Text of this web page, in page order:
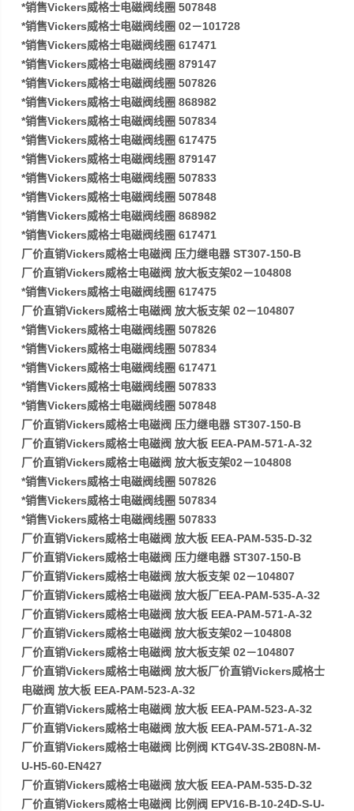
*销售Vickers威格士电磁阀线圈 507848
*销售Vickers威格士电磁阀线圈 02－101728
*销售Vickers威格士电磁阀线圈 617471
*销售Vickers威格士电磁阀线圈 879147
*销售Vickers威格士电磁阀线圈 507826
*销售Vickers威格士电磁阀线圈 868982
*销售Vickers威格士电磁阀线圈 507834
*销售Vickers威格士电磁阀线圈 617475
*销售Vickers威格士电磁阀线圈 879147
*销售Vickers威格士电磁阀线圈 507833
*销售Vickers威格士电磁阀线圈 507848
*销售Vickers威格士电磁阀线圈 868982
*销售Vickers威格士电磁阀线圈 617471
厂价直销Vickers威格士电磁阀 压力继电器 ST307-150-B
厂价直销Vickers威格士电磁阀 放大板支架02－104808
*销售Vickers威格士电磁阀线圈 617475
厂价直销Vickers威格士电磁阀 放大板支架 02－104807
*销售Vickers威格士电磁阀线圈 507826
*销售Vickers威格士电磁阀线圈 507834
*销售Vickers威格士电磁阀线圈 617471
*销售Vickers威格士电磁阀线圈 507833
*销售Vickers威格士电磁阀线圈 507848
厂价直销Vickers威格士电磁阀 压力继电器 ST307-150-B
厂价直销Vickers威格士电磁阀 放大板 EEA-PAM-571-A-32
厂价直销Vickers威格士电磁阀 放大板支架02－104808
*销售Vickers威格士电磁阀线圈 507826
*销售Vickers威格士电磁阀线圈 507834
*销售Vickers威格士电磁阀线圈 507833
厂价直销Vickers威格士电磁阀 放大板 EEA-PAM-535-D-32
厂价直销Vickers威格士电磁阀 压力继电器 ST307-150-B
厂价直销Vickers威格士电磁阀 放大板支架 02－104807
厂价直销Vickers威格士电磁阀 放大板厂EEA-PAM-535-A-32
厂价直销Vickers威格士电磁阀 放大板 EEA-PAM-571-A-32
厂价直销Vickers威格士电磁阀 放大板支架02－104808
厂价直销Vickers威格士电磁阀 放大板支架 02－104807
厂价直销Vickers威格士电磁阀 放大板厂价直销Vickers威格士
电磁阀 放大板 EEA-PAM-523-A-32
厂价直销Vickers威格士电磁阀 放大板 EEA-PAM-523-A-32
厂价直销Vickers威格士电磁阀 放大板 EEA-PAM-571-A-32
厂价直销Vickers威格士电磁阀 比例阀 KTG4V-3S-2B08N-M-
U-H5-60-EN427
厂价直销Vickers威格士电磁阀 放大板 EEA-PAM-535-D-32
厂价直销Vickers威格士电磁阀 比例阀 EPV16-B-10-24D-S-U-